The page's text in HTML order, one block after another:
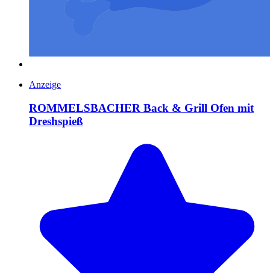
Anzeige
ROMMELSBACHER Back & Grill Ofen mit
Dreshspieß